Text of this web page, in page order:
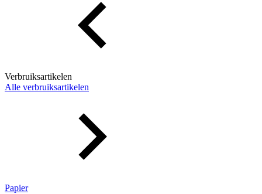
Verbruiksartikelen
Alle verbruiksartikelen
Papier